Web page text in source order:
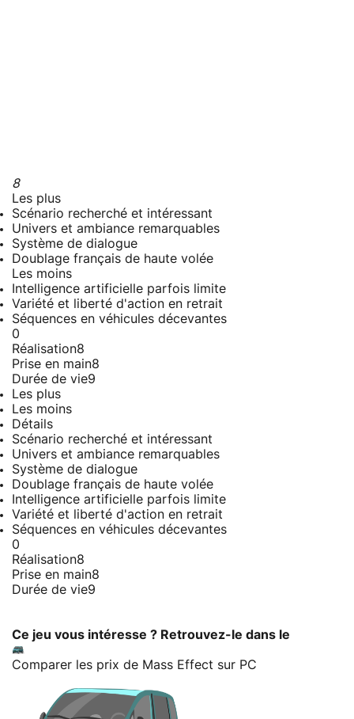
8
Les plus
Scénario recherché et intéressant
Univers et ambiance remarquables
Système de dialogue
Doublage français de haute volée
Les moins
Intelligence artificielle parfois limite
Variété et liberté d'action en retrait
Séquences en véhicules décevantes
0
Réalisation8
Prise en main8
Durée de vie9
Les plus
Les moins
Détails
Scénario recherché et intéressant
Univers et ambiance remarquables
Système de dialogue
Doublage français de haute volée
Intelligence artificielle parfois limite
Variété et liberté d'action en retrait
Séquences en véhicules décevantes
0
Réalisation8
Prise en main8
Durée de vie9
Ce jeu vous intéresse ? Retrouvez-le dans le
Comparer les prix de Mass Effect sur PC